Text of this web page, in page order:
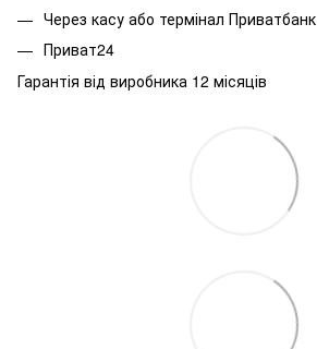
Через касу або термінал Приватбанк
Приват24
Гарантія від виробника 12 місяців